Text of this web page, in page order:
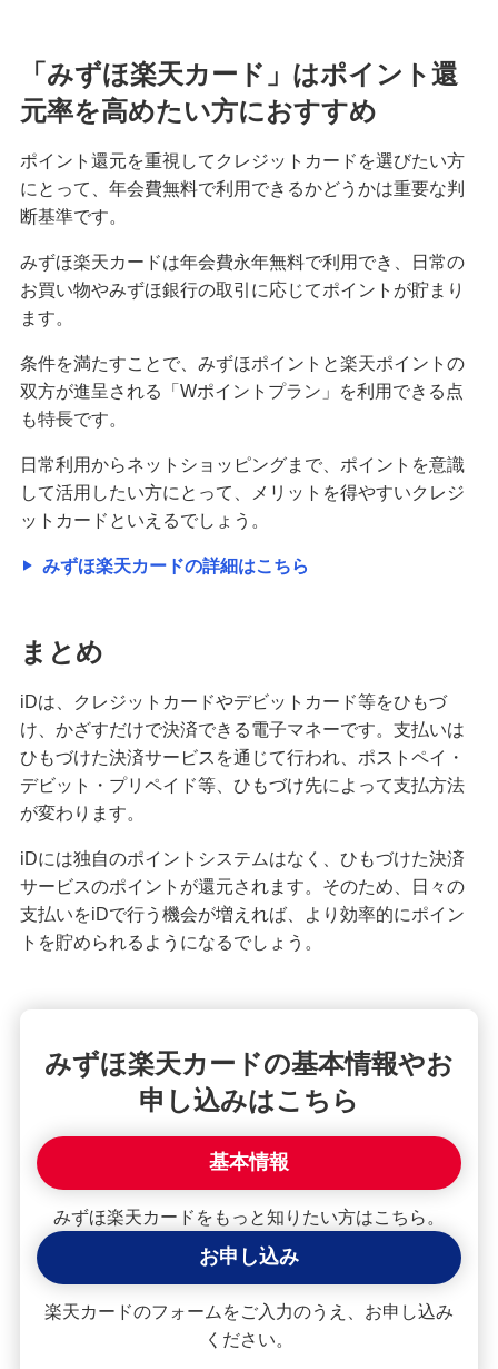
「みずほ楽天カード」はポイント還
元率を高めたい方におすすめ
ポイント還元を重視してクレジットカードを選びたい方
にとって、年会費無料で利用できるかどうかは重要な判
断基準です。
みずほ楽天カードは年会費永年無料で利用でき、日常の
お買い物やみずほ銀行の取引に応じてポイントが貯まり
ます。
条件を満たすことで、みずほポイントと楽天ポイントの
双方が進呈される「Wポイントプラン」を利用できる点
も特長です。
日常利用からネットショッピングまで、ポイントを意識
して活用したい方にとって、メリットを得やすいクレジ
ットカードといえるでしょう。
みずほ楽天カードの詳細はこちら
まとめ
iDは、クレジットカードやデビットカード等をひもづ
け、かざすだけで決済できる電子マネーです。支払いは
ひもづけた決済サービスを通じて行われ、ポストペイ・
デビット・プリペイド等、ひもづけ先によって支払方法
が変わります。
iDには独自のポイントシステムはなく、ひもづけた決済
サービスのポイントが還元されます。そのため、日々の
支払いをiDで行う機会が増えれば、より効率的にポイン
トを貯められるようになるでしょう。
みずほ楽天カードの基本情報やお
申し込みはこちら
基本情報
みずほ楽天カードをもっと知りたい方はこちら。
お申し込み
楽天カードのフォームをご入力のうえ、お申し込み
ください。